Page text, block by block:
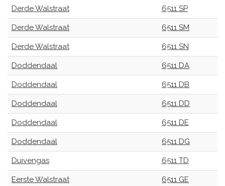
Derde Walstraat 6511 SP
Derde Walstraat 6511 SM
Derde Walstraat 6511 SN
Doddendaal 6511 DA
Doddendaal 6511 DB
Doddendaal 6511 DD
Doddendaal 6511 DE
Doddendaal 6511 DG
Duivengas 6511 TD
Eerste Walstraat 6511 GE